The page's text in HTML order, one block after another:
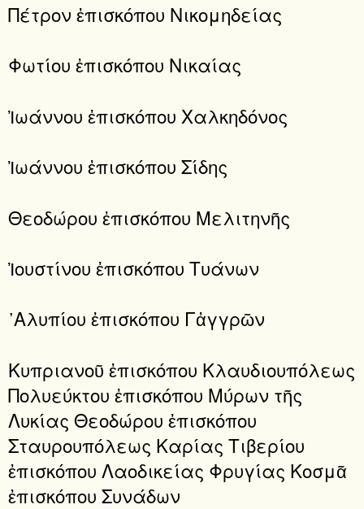
Πέτρον ἐπισκόπου Νικομηδείας
Φωτίου ἐπισκόπου Νικαίας
Ἰωάννου ἐπισκόπου Χαλκηδόνος
Ἰωάννου ἐπισκόπου Σίδης
Θεοδώρου ἐπισκόπου Μελιτηνῆς
Ἰουστίνου ἐπισκόπου Τυάνων
᾿Αλυπίου ἐπισκόπου Γἀγγρῶν
Κυπριανοῦ ἐπισκόπου Κλαυδιουπόλεως
Πολυεύκτου ἐπισκόπου Μύρων τῆς
Λυκίας Θεοδώρου ἐπισκόπου
Σταυρουπόλεως Καρίας Τιβερίου
ἐπισκόπου Λαοδικείας Φρυγίας Κοσμᾶ
ἐπισκόπου Συνάδων